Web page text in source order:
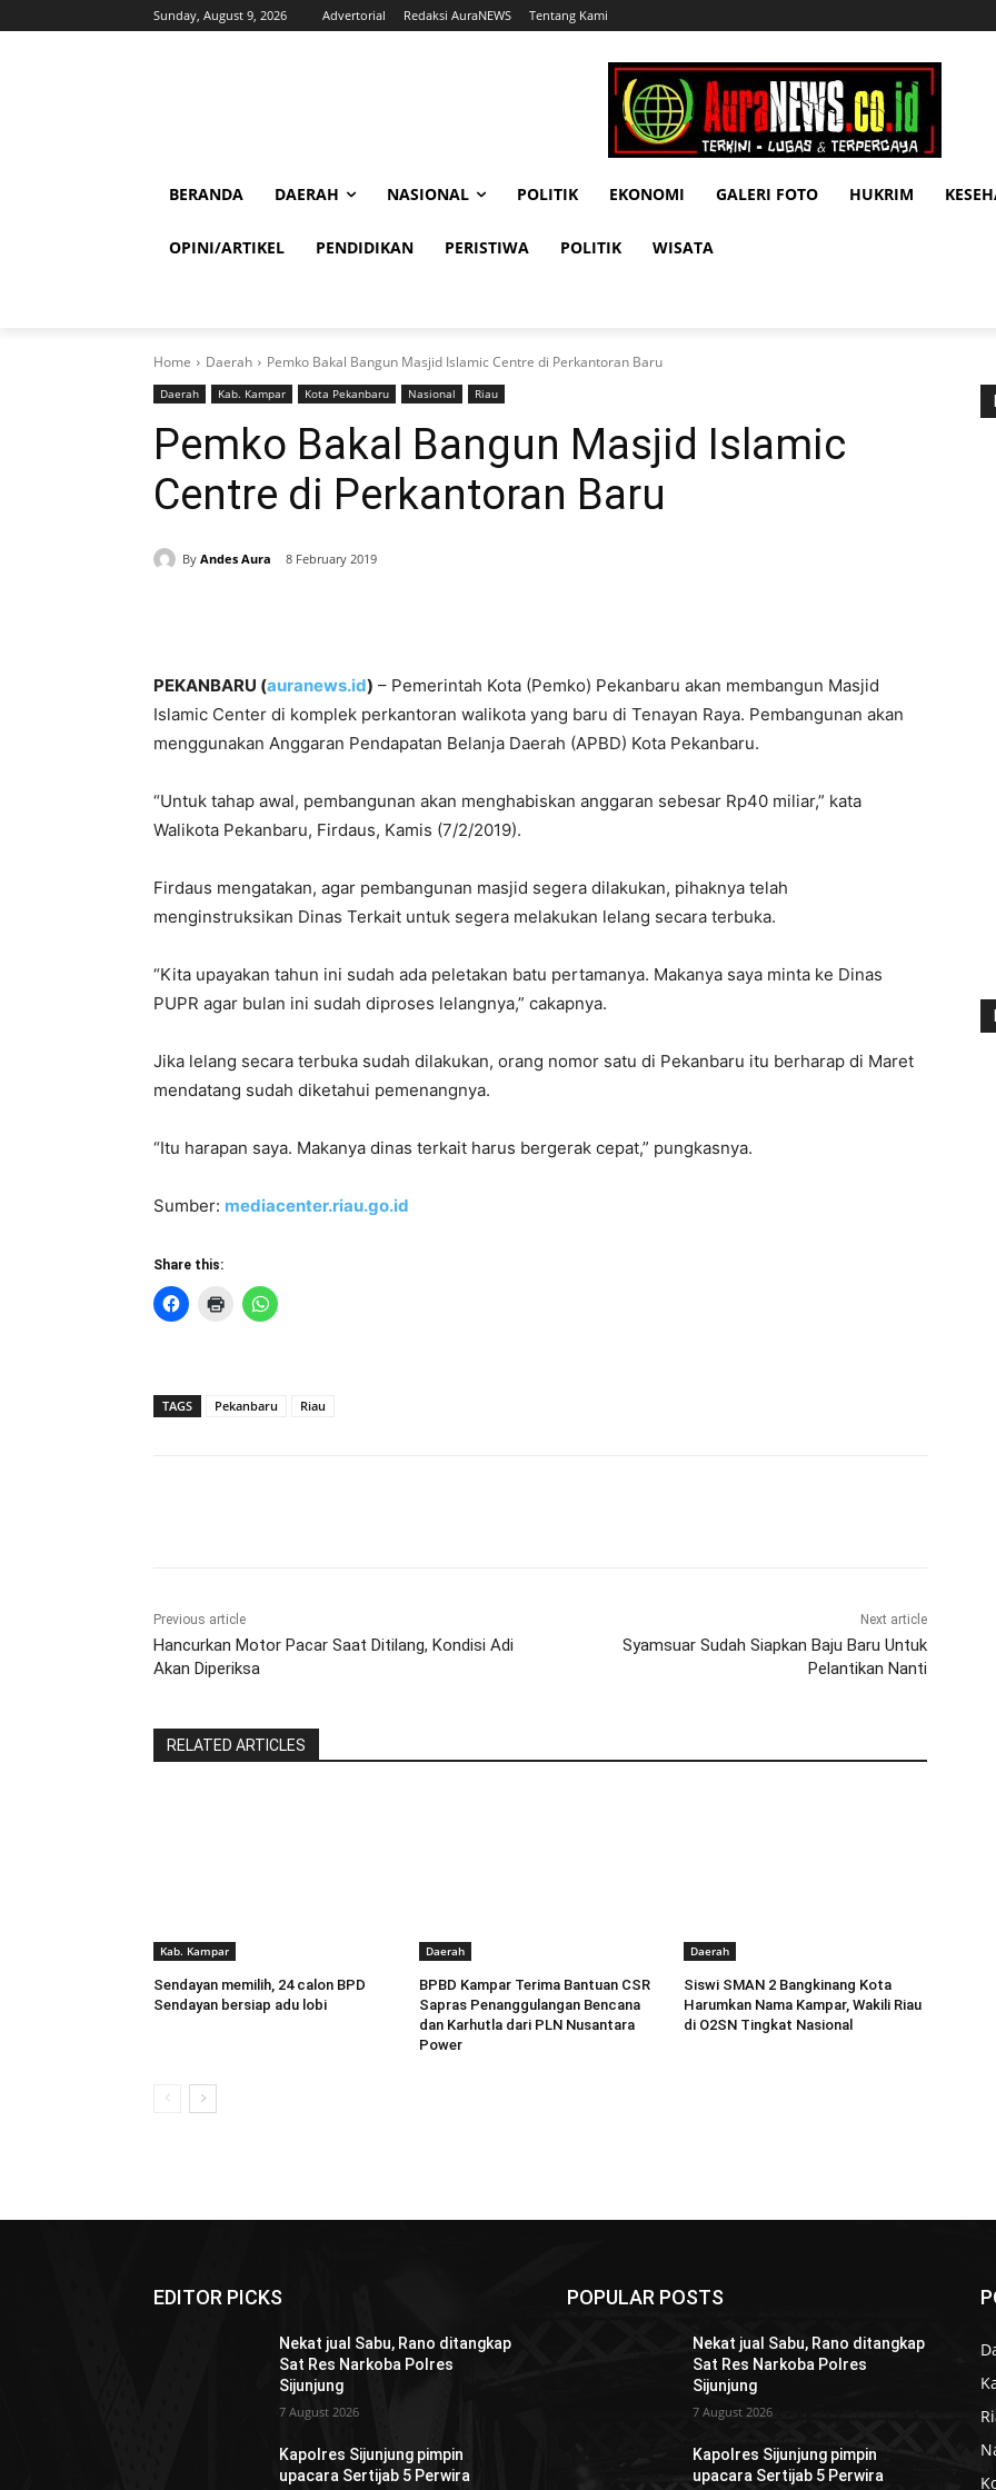
Sunday, August 9, 2026 Advertorial Redaksi AuraNEWS Tentang Kami
BERANDA DAERAH NASIONAL POLITIK EKONOMI GALERI FOTO HUKRIM
OPINI/ARTIKEL PENDIDIKAN PERISTIWA POLITIK WISATA
Home Daerah Pemko Bakal Bangun Masjid Islamic Centre di Perkantoran Baru
Daerah Kab. Kampar Kota Pekanbaru Nasional Riau
Pemko Bakal Bangun Masjid Islamic
Centre di Perkantoran Baru
By Andes Aura 8 February 2019
PEKANBARU (auranews.id) – Pemerintah Kota (Pemko) Pekanbaru akan membangun Masjid
Islamic Center di komplek perkantoran walikota yang baru di Tenayan Raya. Pembangunan akan
menggunakan Anggaran Pendapatan Belanja Daerah (APBD) Kota Pekanbaru.
“Untuk tahap awal, pembangunan akan menghabiskan anggaran sebesar Rp40 miliar,” kata
Walikota Pekanbaru, Firdaus, Kamis (7/2/2019).
Firdaus mengatakan, agar pembangunan masjid segera dilakukan, pihaknya telah
menginstruksikan Dinas Terkait untuk segera melakukan lelang secara terbuka.
“Kita upayakan tahun ini sudah ada peletakan batu pertamanya. Makanya saya minta ke Dinas
PUPR agar bulan ini sudah diproses lelangnya,” cakapnya.
Jika lelang secara terbuka sudah dilakukan, orang nomor satu di Pekanbaru itu berharap di Maret
mendatang sudah diketahui pemenangnya.
“Itu harapan saya. Makanya dinas terkait harus bergerak cepat,” pungkasnya.
Sumber: mediacenter.riau.go.id
Share this:
TAGS Pekanbaru Riau
Previous article
Hancurkan Motor Pacar Saat Ditilang, Kondisi Adi
Akan Diperiksa
Next article
Syamsuar Sudah Siapkan Baju Baru Untuk
Pelantikan Nanti
RELATED ARTICLES
Kab. Kampar
Sendayan memilih, 24 calon BPD
Sendayan bersiap adu lobi
Daerah
BPBD Kampar Terima Bantuan CSR
Sapras Penanggulangan Bencana
dan Karhutla dari PLN Nusantara
Power
Daerah
Siswi SMAN 2 Bangkinang Kota
Harumkan Nama Kampar, Wakili Riau
di O2SN Tingkat Nasional
EDITOR PICKS
Nekat jual Sabu, Rano ditangkap
Sat Res Narkoba Polres
Sijunjung
7 August 2026
Kapolres Sijunjung pimpin
upacara Sertijab 5 Perwira
POPULAR POSTS
Nekat jual Sabu, Rano ditangkap
Sat Res Narkoba Polres
Sijunjung
7 August 2026
Kapolres Sijunjung pimpin
upacara Sertijab 5 Perwira